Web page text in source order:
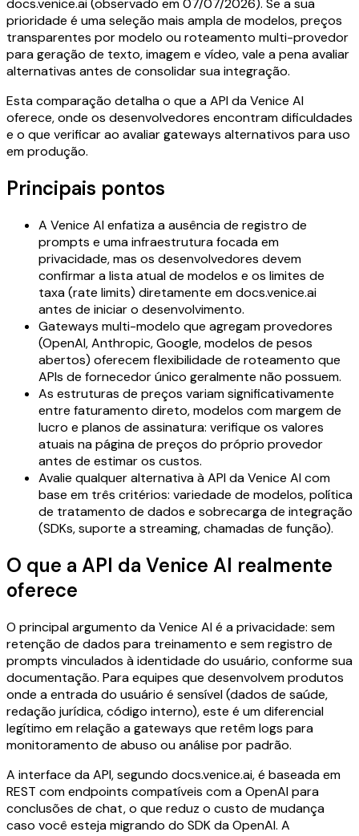
docs.venice.ai (observado em 07/07/2026). Se a sua
prioridade é uma seleção mais ampla de modelos, preços
transparentes por modelo ou roteamento multi-provedor
para geração de texto, imagem e vídeo, vale a pena avaliar
alternativas antes de consolidar sua integração.
Esta comparação detalha o que a API da Venice AI
oferece, onde os desenvolvedores encontram dificuldades
e o que verificar ao avaliar gateways alternativos para uso
em produção.
Principais pontos
A Venice AI enfatiza a ausência de registro de
prompts e uma infraestrutura focada em
privacidade, mas os desenvolvedores devem
confirmar a lista atual de modelos e os limites de
taxa (rate limits) diretamente em docs.venice.ai
antes de iniciar o desenvolvimento.
Gateways multi-modelo que agregam provedores
(OpenAI, Anthropic, Google, modelos de pesos
abertos) oferecem flexibilidade de roteamento que
APIs de fornecedor único geralmente não possuem.
As estruturas de preços variam significativamente
entre faturamento direto, modelos com margem de
lucro e planos de assinatura: verifique os valores
atuais na página de preços do próprio provedor
antes de estimar os custos.
Avalie qualquer alternativa à API da Venice AI com
base em três critérios: variedade de modelos, política
de tratamento de dados e sobrecarga de integração
(SDKs, suporte a streaming, chamadas de função).
O que a API da Venice AI realmente
oferece
O principal argumento da Venice AI é a privacidade: sem
retenção de dados para treinamento e sem registro de
prompts vinculados à identidade do usuário, conforme sua
documentação. Para equipes que desenvolvem produtos
onde a entrada do usuário é sensível (dados de saúde,
redação jurídica, código interno), este é um diferencial
legítimo em relação a gateways que retêm logs para
monitoramento de abuso ou análise por padrão.
A interface da API, segundo docs.venice.ai, é baseada em
REST com endpoints compatíveis com a OpenAI para
conclusões de chat, o que reduz o custo de mudança
caso você esteja migrando do SDK da OpenAI. A